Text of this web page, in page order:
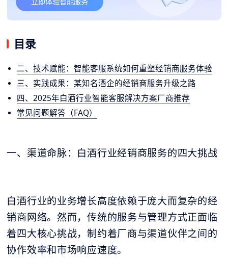
目录
二、技术赋能：智能客服系统如何重塑经销商服务体验
三、实践成果：某知名酒企的经销商服务升级之路
四、2025年白酒行业智能客服解决方案厂商推荐
常见问题解答（FAQ）
一、渠道命脉：白酒行业经销商服务的四大挑战
白酒行业的业务增长高度依赖于庞大而复杂的经
销商网络。然而，传统的服务与管理方式正面临
着四大核心挑战，制约着厂商与渠道伙伴之间的
协作效率和市场响应速度。